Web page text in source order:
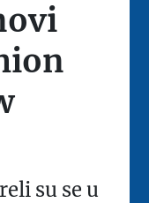
su se u